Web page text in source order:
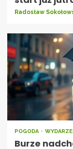
Radosław
POGODA
Burze